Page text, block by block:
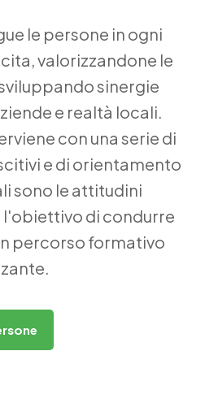
le persone in ogni
valorizzandone le
sinergie
e realtà locali.
con una serie di
e di orientamento
sono le attitudini
l'obiettivo di condurre
percorso formativo